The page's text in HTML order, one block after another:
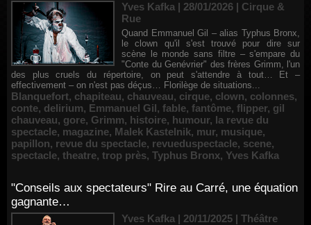
Yves Kafka | 28/01/2026 | Cirque &
Rue
Quand Emmanuel Gil – alias Typhus Bronx,
le clown qu'il s'est trouvé pour dire sur
scène le monde sans filtre – s'empare du
"Conte du Genévrier" des frères Grimm, l'un
des plus cruels du répertoire, on peut s'attendre à tout… Et –
effectivement – on n'est pas déçus… Florilège de situations...
Blanquefort, chapiteau, chauveau, cirque, clown, colonnes,
conte, delirium, Emmanuel Gil, fable, fantôme, flipper, gil
chauveau, gore, Grimm, histoire, humour, la revue du
spectacle, magazine, Malek Kastelnik, mur, musique,
papillon, revue du spectacle, revueduspectacle, scene,
spectacle, theatre, trop près, Typhus Bronx, Yves Kafka
"Conseils aux spectateurs" Rire au Carré, une équation
gagnante…
Yves Kafka | 20/11/2025 | Théâtre